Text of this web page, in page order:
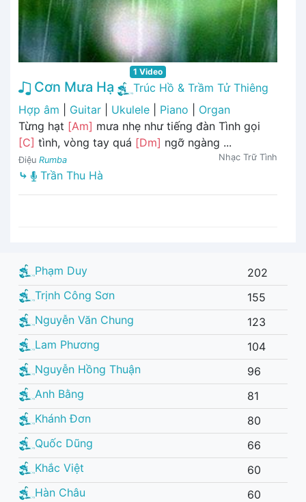
1 Video
Cơn Mưa Hạ
Trúc Hồ & Trầm Tử Thiêng
Hợp âm
Guitar Ukulele Piano
Organ
Từng hạt [Am] mưa nhẹ như tiếng đàn Tình gọi
[C] tình, vòng tay quá [Dm] ngỡ ngàng ...
Điệu Rumba Nhạc Trữ Tình
⤷ Trần Thu Hà
Phạm Duy
202
Trịnh Công Sơn
155
Nguyễn Văn Chung
123
Lam Phương
104
Nguyễn Hồng Thuận
96
Anh Bằng
81
Khánh Đơn
80
Quốc Dũng
66
Khắc Việt
60
Hàn Châu
60